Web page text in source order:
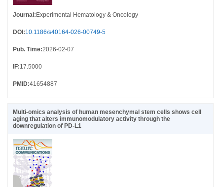
Journal : Experimental Hematology & Oncology
DOI :10.1186/s40164-026-00749-5
Pub. Time:2026-02-07
IF:17.5000
PMID:41654887
Multi-omics analysis of human mesenchymal stem cells shows cell
aging that alters immunomodulatory activity through the
downregulation of PD-L1